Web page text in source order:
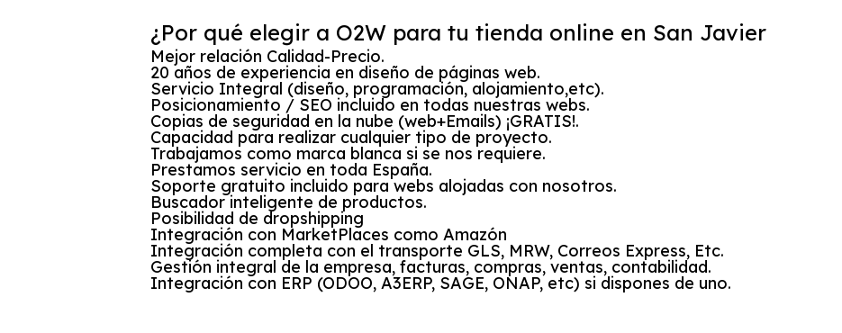
¿Por qué elegir a O2W para tu tienda online en San Javier
Mejor relación Calidad-Precio.
20 años de experiencia en diseño de páginas web.
Servicio Integral (diseño, programación, alojamiento,etc).
Posicionamiento / SEO incluido en todas nuestras webs.
Copias de seguridad en la nube (web+Emails) ¡GRATIS!.
Capacidad para realizar cualquier tipo de proyecto.
Trabajamos como marca blanca si se nos requiere.
Prestamos servicio en toda España.
Soporte gratuito incluido para webs alojadas con nosotros.
Buscador inteligente de productos.
Posibilidad de dropshipping
Integración con MarketPlaces como Amazón
Integración completa con el transporte GLS, MRW, Correos Express, Etc.
Gestión integral de la empresa, facturas, compras, ventas, contabilidad.
Integración con ERP (ODOO, A3ERP, SAGE, ONAP, etc) si dispones de uno.